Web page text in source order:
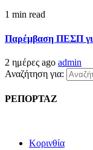
1 min read
Παρέμβαση ΠΕΣΠ
2 ημέρες ago admin
Αναζήτηση για:
ΡΕΠΟΡΤΑΖ
Κορινθία